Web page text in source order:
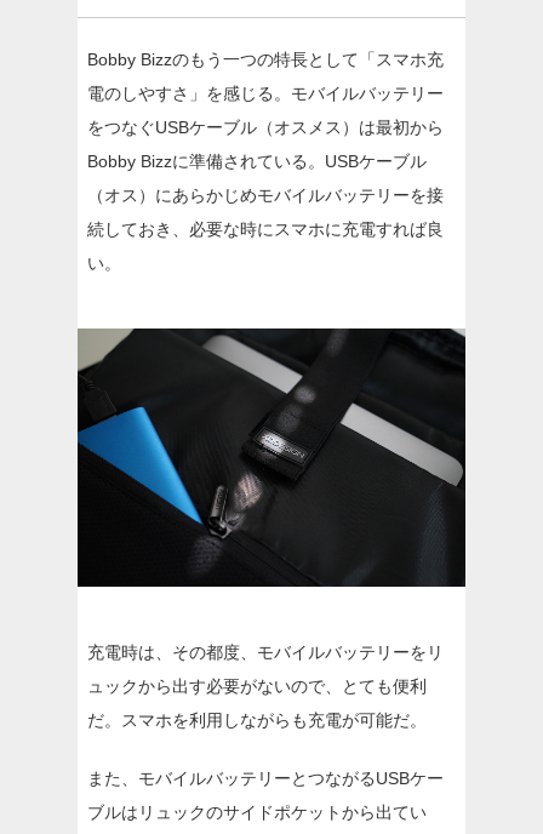
Bobby Bizzのもう一つの特長として「スマホ充
電のしやすさ」を感じる。モバイルバッテリー
をつなぐUSBケーブル（オスメス）は最初から
Bobby Bizzに準備されている。USBケーブル
（オス）にあらかじめモバイルバッテリーを接
続しておき、必要な時にスマホに充電すれば良
い。
充電時は、その都度、モバイルバッテリーをリ
ュックから出す必要がないので、とても便利
だ。スマホを利用しながらも充電が可能だ。
また、モバイルバッテリーとつながるUSBケー
ブルはリュックのサイドポケットから出てい